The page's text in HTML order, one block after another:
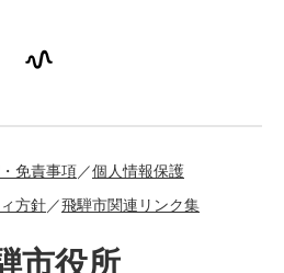
免責事項
個人情報保護
方針
飛騨市関連リンク集
市役所